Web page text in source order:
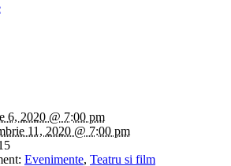
6, 2020 @ 7:00 pm
11, 2020 @ 7:00 pm
Evenimente, Teatru si film